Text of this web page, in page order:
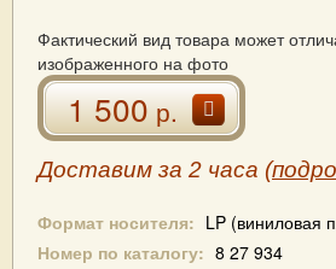
Фактический вид товара может
изображенного на фото
1 500р.
Доставим за 2 часа (
Формат носителя: LP (виниловая
Номер по каталогу: 8 27 934